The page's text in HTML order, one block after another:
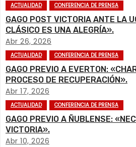
e
g
a
c
ó
n
ACTUALIDAD CONFERENCIA DE PRENSA
GAGO POST VICTORIA ANTE LA
CLÁSICO ES UNA ALEGRÍA».
Abr 26, 2026
ACTUALIDAD CONFERENCIA DE PRENSA
GAGO PREVIO A EVERTON:
PROCESO DE RECUPERACIÓN».
Abr 17, 2026
ACTUALIDAD CONFERENCIA DE PRENSA
GAGO PREVIO A ÑUBLENSE:
VICTORIA».
Abr 10, 2026